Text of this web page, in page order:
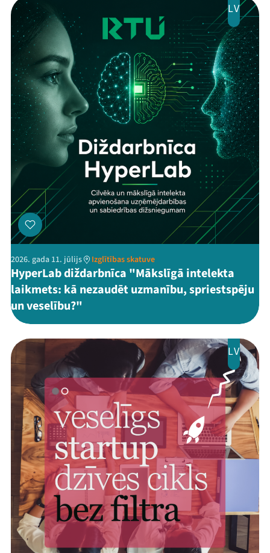
LV
2026. gada 11. jūlijs Izglītības skatuve
HyperLab diždarbnīca "Mākslīgā intelekta
laikmets: kā nezaudēt uzmanību, spriestspēju
un veselību?"
LV